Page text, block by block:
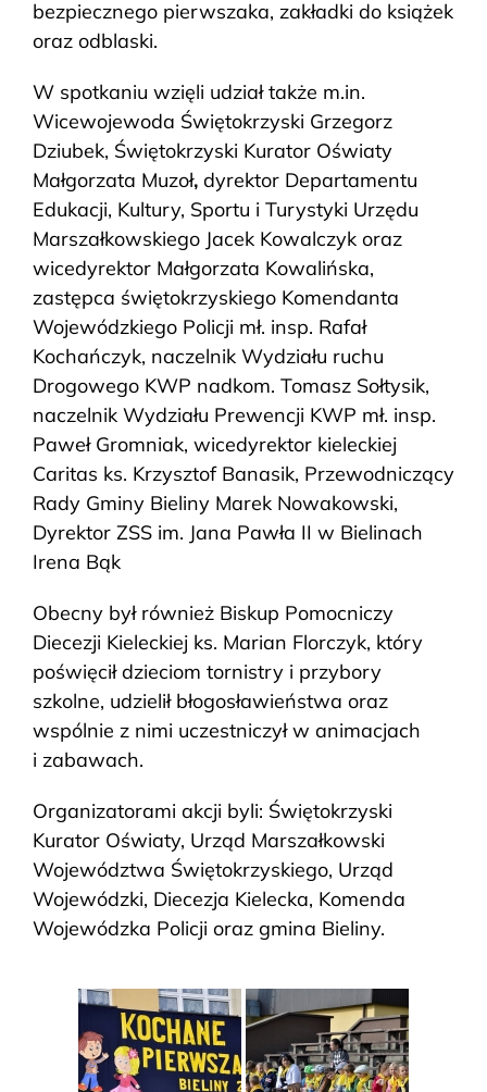
bezpiecznego pierwszaka, zakładki do książek
oraz odblaski.
W spotkaniu wzięli udział także m.in.
Wicewojewoda Świętokrzyski Grzegorz
Dziubek, Świętokrzyski Kurator Oświaty
Małgorzata Muzoł,dyrektor Departamentu
Edukacji, Kultury, Sportu i Turystyki Urzędu
Marszałkowskiego Jacek Kowalczyk oraz
wicedyrektor Małgorzata Kowalińska,
zastępca świętokrzyskiego Komendanta
Wojewódzkiego Policji mł. insp. Rafał
Kochańczyk, naczelnik Wydziału ruchu
Drogowego KWP nadkom. Tomasz Sołtysik,
naczelnik Wydziału Prewencji KWP mł. insp.
Paweł Gromniak, wicedyrektor kieleckiej
Caritas ks. Krzysztof Banasik, Przewodniczący
Rady Gminy Bieliny Marek Nowakowski,
Dyrektor ZSS im. Jana Pawła II w Bielinach
Irena Bąk
Obecny był również Biskup Pomocniczy
Diecezji Kieleckiej ks. Marian Florczyk, który
poświęcił dzieciom tornistry i przybory
szkolne, udzielił błogosławieństwa oraz
wspólnie z nimi uczestniczył w animacjach
i zabawach.
Organizatorami akcji byli: Świętokrzyski
Kurator Oświaty, Urząd Marszałkowski
Województwa Świętokrzyskiego, Urząd
Wojewódzki, Diecezja Kielecka, Komenda
Wojewódzka Policji oraz gmina Bieliny.